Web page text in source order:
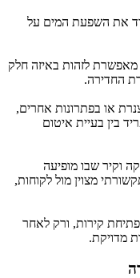
את השפעת המים על
לזהות באיזה חלק
החדירה.
או בפתרונות אחרים,
בין בעיית איטום
וקיר שבו מופיעה
מצוין מול לקוחות,
קירות, ורק לאחר
מדויקת.